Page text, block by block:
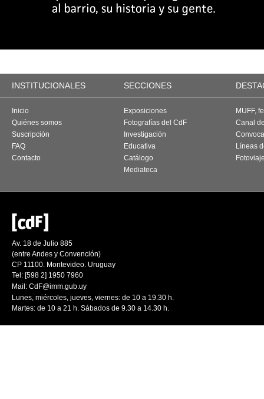
INSTITUCIONALES SECCIONES
Inicio
Quiénes somos
Suscripción
FAQ
Contacto
Exposiciones
Fotografías del CdF
Investigación
Educativa
Catálogo
Mediateca
MUFF,
Canal
Líneas
Av. 18 de Julio 885
(entre Andes y Convención)
CP 11100. Montevideo. Uruguay
Tel: [598 2] 1950 7960
Mail: CdF@imm.gub.uy
Lunes, miércoles, jueves, viernes: de 10 a 19.30 h.
Martes: de 10 a 21 h. Sábados de 9.30 a 14.30 h.